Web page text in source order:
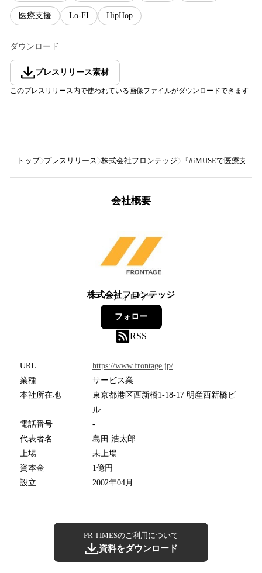
医療支援 Lo-FI HipHop
ダウンロード
プレスリリース素材
このプレスリリース内で使われている画像ファイルがダウンロードできます
トップ プレスリリース 株式会社フロンテッジ 『#iMUSEで医療支
会社概要
株式会社フロンテッジ
2フォロワー
フォロー
RSS
URL
https://www.frontage.jp/
業種
サービス業
本社所在地
東京都港区西新橋1-18-17 明産西新橋ビ
ル
電話番号
-
代表者名
島田 浩太郎
上場
未上場
資本金
1億円
設立
2002年04月
PR TIMESのご利用について
資料をダウンロード